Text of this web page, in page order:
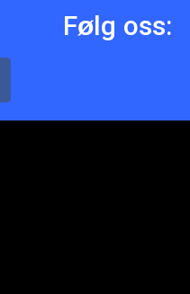
Følg oss: